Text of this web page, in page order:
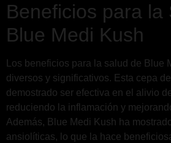
Beneficios para la
Blue Medi Kush
Los beneficios para la salud de Blue
diversos y significativos. Esta cepa
demostrado ser efectiva en el alivio
reduciendo la inflamación y
Además, Blue Medi Kush ha
ansiolíticas, lo que la hace